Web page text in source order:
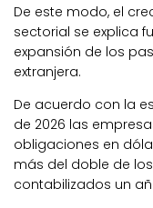
De este modo, el
sectorial se explica
expansión de los
extranjera.
De acuerdo con la
de 2026 las
obligaciones en
más del doble de
contabilizados un